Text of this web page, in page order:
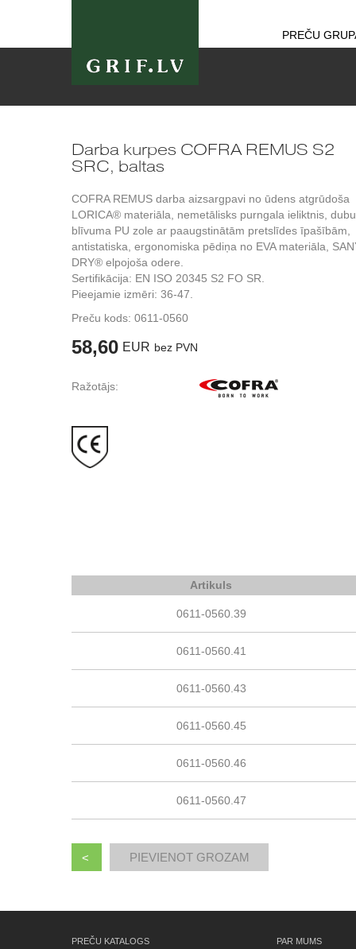
PREČU
Darba kurpes COFRA REMUS S2
SRC, baltas
COFRA REMUS darba aizsargpavi no ūdens atgrūdoša
LORICA® materiāla, nemetālisks purngala ieliktnis,
blīvuma PU zole ar paaugstinātām pretslīdes īpašībām,
antistatiska, ergonomiska pēdiņa no EVA materiāla,
DRY® elpojoša odere.
Sertifikācija: EN ISO 20345 S2 FO SR.
Pieejamie izmēri: 36-47.
Preču kods: 0611-0560
58,60 EUR bez PVN
Ražotājs:
Artikuls
0611-0560.39
0611-0560.41
0611-0560.43
0611-0560.45
0611-0560.46
0611-0560.47
<
PREČU KATALOGS
PAR MUMS